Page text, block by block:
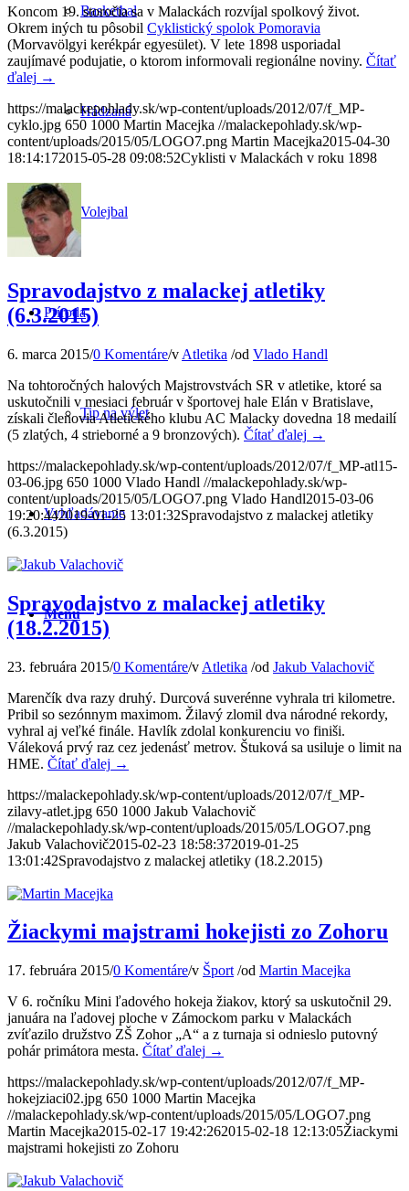
Basketbal
Hádzaná
Volejbal
Príroda
Tip na výlet
Vyhľadávanie
Menu
Koncom 19. storočia sa v Malackách rozvíjal spolkový život.
Okrem iných tu pôsobil Cyklistický spolok Pomoravia
(Morvavölgyi kerékpár egyesület). V lete 1898 usporiadal
zaujímavé podujatie, o ktorom informovali regionálne noviny. Čítať
ďalej →
https://malackepohlady.sk/wp-content/uploads/2012/07/f_MP-
cyklo.jpg 650 1000 Martin Macejka //malackepohlady.sk/wp-
content/uploads/2015/05/LOGO7.png Martin Macejka2015-04-30
18:14:172015-05-28 09:08:52Cyklisti v Malackách v roku 1898
Spravodajstvo z malackej atletiky
(6.3.2015)
6. marca 2015/0 Komentáre/v Atletika /od Vlado Handl
Na tohtoročných halových Majstrovstvách SR v atletike, ktoré sa
uskutočnili v mesiaci február v športovej hale Elán v Bratislave,
získali členovia Atletického klubu AC Malacky dovedna 18 medailí
(5 zlatých, 4 strieborné a 9 bronzových). Čítať ďalej →
https://malackepohlady.sk/wp-content/uploads/2012/07/f_MP-atl15-
03-06.jpg 650 1000 Vlado Handl //malackepohlady.sk/wp-
content/uploads/2015/05/LOGO7.png Vlado Handl2015-03-06
19:20:442019-01-25 13:01:32Spravodajstvo z malackej atletiky
(6.3.2015)
Spravodajstvo z malackej atletiky
(18.2.2015)
23. februára 2015/0 Komentáre/v Atletika /od Jakub Valachovič
Marenčík dva razy druhý. Durcová suverénne vyhrala tri kilometre.
Pribil so sezónnym maximom. Žilavý zlomil dva národné rekordy,
vyhral aj veľké finále. Havlík zdolal konkurenciu vo finiši.
Váleková prvý raz cez jedenásť metrov. Štuková sa usiluje o limit na
HME. Čítať ďalej →
https://malackepohlady.sk/wp-content/uploads/2012/07/f_MP-
zilavy-atlet.jpg 650 1000 Jakub Valachovič
//malackepohlady.sk/wp-content/uploads/2015/05/LOGO7.png
Jakub Valachovič2015-02-23 18:58:372019-01-25
13:01:42Spravodajstvo z malackej atletiky (18.2.2015)
Žiackymi majstrami hokejisti zo Zohoru
17. februára 2015/0 Komentáre/v Šport /od Martin Macejka
V 6. ročníku Mini ľadového hokeja žiakov, ktorý sa uskutočnil 29.
januára na ľadovej ploche v Zámockom parku v Malackách
zvíťazilo družstvo ZŠ Zohor „A“ a z turnaja si odnieslo putovný
pohár primátora mesta. Čítať ďalej →
https://malackepohlady.sk/wp-content/uploads/2012/07/f_MP-
hokejziaci02.jpg 650 1000 Martin Macejka
//malackepohlady.sk/wp-content/uploads/2015/05/LOGO7.png
Martin Macejka2015-02-17 19:42:262015-02-18 12:13:05Žiackymi
majstrami hokejisti zo Zohoru